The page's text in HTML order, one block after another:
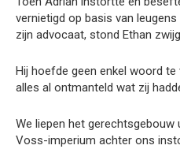
vernietigd op basis van
zijn advocaat, stond Ethan
Hij hoefde geen enkel woord
alles al ontmanteld wat zij
We liepen het
Voss-imperium achter ons